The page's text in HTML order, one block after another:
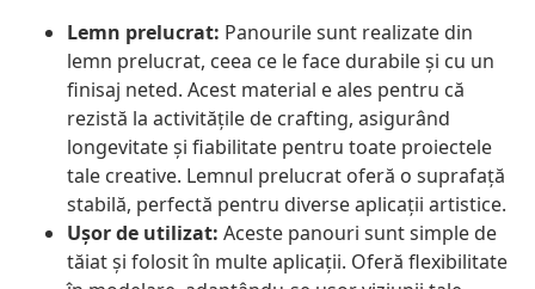
Lemn prelucrat: Panourile sunt realizate din
lemn prelucrat, ceea ce le face durabile și cu un
finisaj neted. Acest material e ales pentru că
rezistă la activitățile de crafting, asigurând
longevitate și fiabilitate pentru toate proiectele
tale creative. Lemnul prelucrat oferă o suprafață
stabilă, perfectă pentru diverse aplicații artistice.
Ușor de utilizat: Aceste panouri sunt simple de
tăiat și folosit în multe aplicații. Oferă flexibilitate